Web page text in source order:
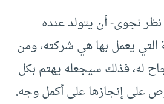
نجوى- أن يتولد عنده
يعمل بها هي شركته، ومن
له، فذلك سيجعله يهتم بكل
على إنجازها على أكمل وجه.